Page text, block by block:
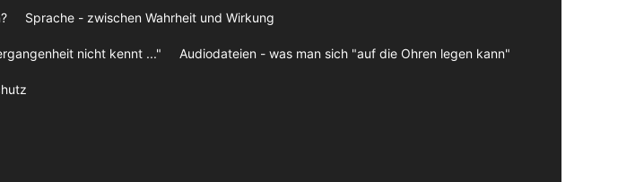
Sprache - zwischen Wahrheit und Wirkung
nicht kennt ..." Audiodateien - was man sich "auf die Ohren legen kann"